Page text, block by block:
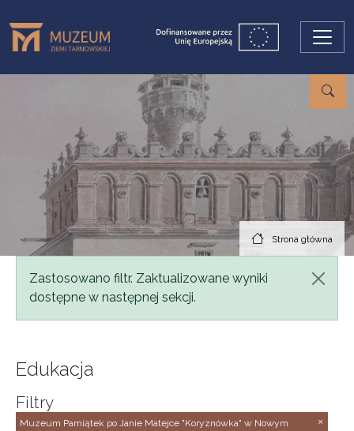
Strona główna
Komunikat
Zastosowano filtr. Zaktualizowane wyniki
dostępne w następnej sekcji.
Edukacja
Filtry
Muzeum Pamiątek po Janie Matejce "Koryznówka" w Nowym